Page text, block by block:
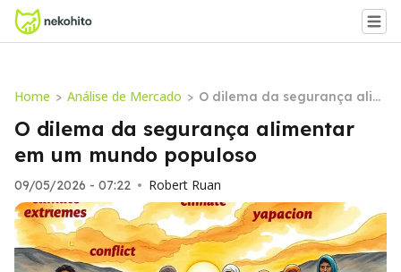
Home > Análise de Mercado > O dilema da segurança alim
entar em um mundo populos
o
O dilema da segurança alimentar
em um mundo populoso
09/05/2026 - 07:22 • Robert Ruan